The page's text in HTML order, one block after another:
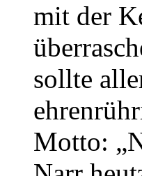
mit der
sollte
Motto: